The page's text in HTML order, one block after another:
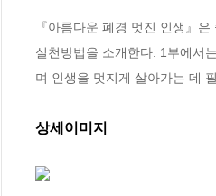
『아름다운 폐경 멋진 인생』
실천방법을 소개한다. 1부에서
며 인생을 멋지게 살아가는 데
상세이미지